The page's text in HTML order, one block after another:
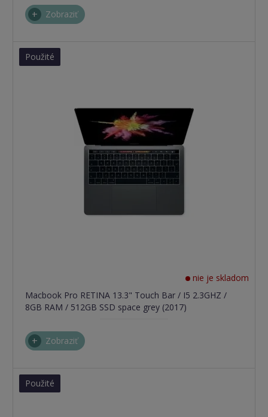
Zobraziť
Použité
nie je skladom
Macbook Pro RETINA 13.3" Touch Bar / I5 2.3GHZ /
8GB RAM / 512GB SSD space grey (2017)
Zobraziť
Použité